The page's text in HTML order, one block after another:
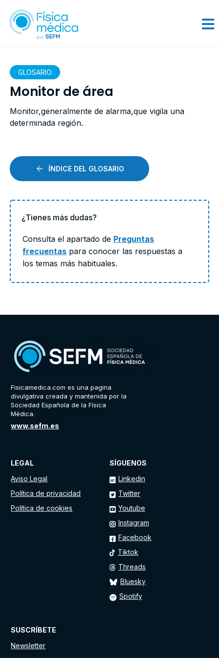
ÍNDICE DEL GLOSARIO
¿Tienes más dudas?
Consulta el apartado de Preguntas
frecuentas para conocer las respuestas a
los temas más habituales.
GLOSARIO
Monitor de área
Monitor,generalmente de alarma,que vigila una
determinada región.
Fisicamedica.com es una pagina
divulgativa creada y mantenida por la
Sociedad Española de la Física
Médica.
www.sefm.es
SUSCRÍBETE
Newsletter
SÍGUENOS
Linkedin
Twitter
Youtube
Instagram
Facebook
Tiktok
Threads
Bluesky
Spotify
LEGAL
Aviso Legal
Política de privacidad
Política de cookies